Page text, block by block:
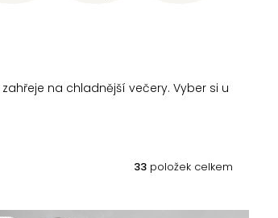
na chladnější večery. Vyber si u
33 položek celkem